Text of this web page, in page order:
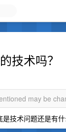
技术吗？
may be
技术问题还是有什